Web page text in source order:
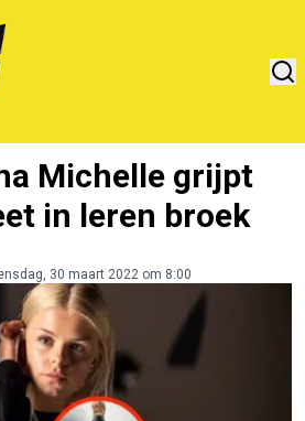
Michelle grijpt
in leren broek
30 maart 2022 om 8:00